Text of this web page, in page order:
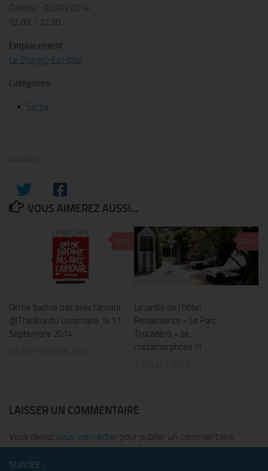
Date(s) - 02/06/2014
12.00. - 22.30.
Emplacement
Le Shangri-La Hotel
Catégories
Sortie
VOUS AIMEREZ AUSSI...
On ne badine pas avec l’amour
@Théâtre du Lucernaire, le 17
Septembre 2014
Le jardin de l’hôtel
Renaissance « Le Parc
Trocadéro » se
métamorphose !!!
LAISSER UN COMMENTAIRE
Vous devez vous connecter pour publier un commentaire.
SUIVRE :